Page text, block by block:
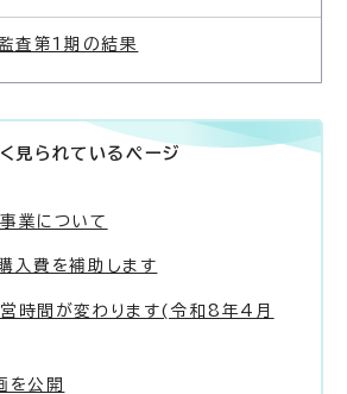
査第1期の結果
見られているページ
業について
入費を補助します
時間が変わります(令和8年4月
を公開